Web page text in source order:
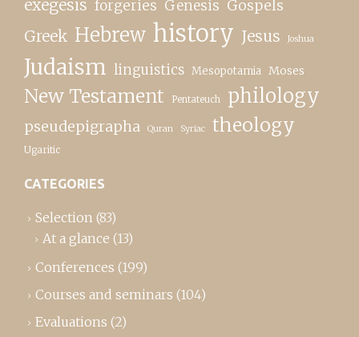
exegesis forgeries Genesis Gospels
Greek Hebrew history Jesus Joshua
Judaism linguistics Mesopotamia Moses
New Testament Pentateuch philology
pseudepigrapha Quran Syriac theology
Ugaritic
CATEGORIES
Selection (83)
At a glance (13)
Conferences (199)
Courses and seminars (104)
Evaluations (2)